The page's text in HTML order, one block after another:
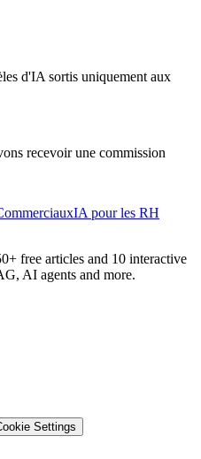
d'IA sortis uniquement aux
recevoir une commission
IA pour les RH
free articles and 10 interactive
AI agents and more.
Settings